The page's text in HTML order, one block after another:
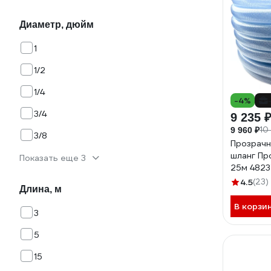
Диаметр, дюйм
1
1/2
1/4
3/4
3/8
Показать еще 3
Длина, м
3
5
15
-4%
9 235 ₽
9 960 ₽
шланг
25м
4.5(23)
В